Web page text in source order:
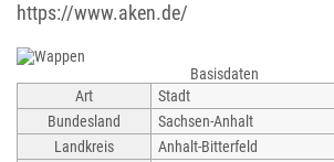
https://www.aken.de/
Basisdaten
Art
Stadt
Bundesland
Sachsen-Anhalt
Landkreis
Anhalt-Bitterfeld